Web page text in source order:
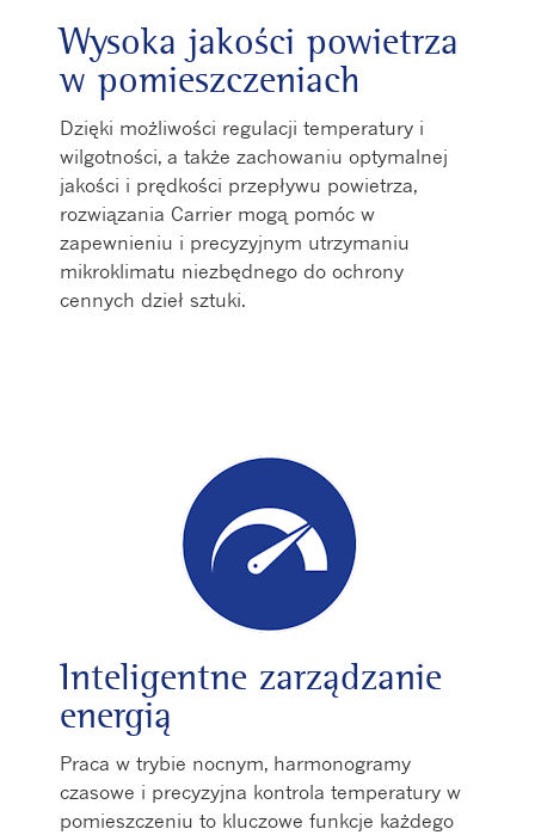
Wysoka jakości powietrza
w pomieszczeniach
Dzięki możliwości regulacji temperatury i
wilgotności, a także zachowaniu optymalnej
jakości i prędkości przepływu powietrza,
rozwiązania Carrier mogą pomóc w
zapewnieniu i precyzyjnym utrzymaniu
mikroklimatu niezbędnego do ochrony
cennych dzieł sztuki.
Inteligentne zarządzanie
energią
Praca w trybie nocnym, harmonogramy
czasowe i precyzyjna kontrola temperatury w
pomieszczeniu to kluczowe funkcje każdego